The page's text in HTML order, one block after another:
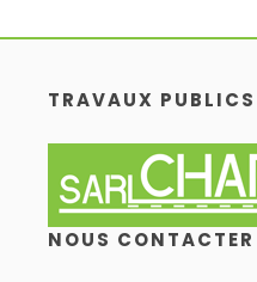
TRAVAUX
NOUS CONTACTER